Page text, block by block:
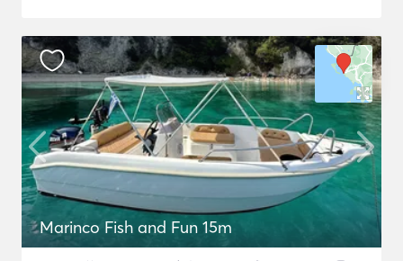
Marinco Fish and Fun 15m